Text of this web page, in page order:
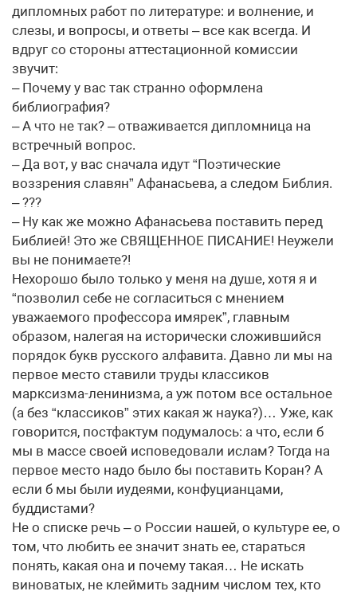
дипломных работ по литературе: и волнение, и
слезы, и вопросы, и ответы – все как всегда. И
вдруг со стороны аттестационной комиссии
звучит:
– Почему у вас так странно оформлена
библиография?
– А что не так? – отваживается дипломница на
встречный вопрос.
– Да вот, у вас сначала идут “Поэтические
воззрения славян” Афанасьева, а следом Библия.
– ???
– Ну как же можно Афанасьева поставить перед
Библией! Это же СВЯЩЕННОЕ ПИСАНИЕ! Неужели
вы не понимаете?!
Нехорошо было только у меня на душе, хотя я и
“позволил себе не согласиться с мнением
уважаемого профессора имярек”, главным
образом, налегая на исторически сложившийся
порядок букв русского алфавита. Давно ли мы на
первое место ставили труды классиков
марксизма-ленинизма, а уж потом все остальное
(а без “классиков” этих какая ж наука?)… Уже, как
говорится, постфактум подумалось: а что, если б
мы в массе своей исповедовали ислам? Тогда на
первое место надо было бы поставить Коран? А
если б мы были иудеями, конфуцианцами,
буддистами?
Не о списке речь – о России нашей, о культуре ее, о
том, что любить ее значит знать ее, стараться
понять, какая она и почему такая… Не искать
виноватых, не клеймить задним числом тех, кто